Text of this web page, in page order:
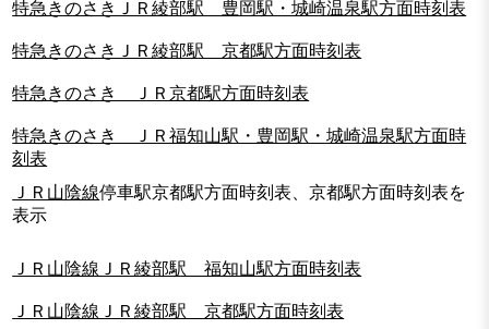
特急きのさきＪＲ綾部駅 豊岡駅・城崎温泉駅方面時刻表
特急きのさきＪＲ綾部駅 京都駅方面時刻表
特急きのさき ＪＲ京都駅方面時刻表
特急きのさき ＪＲ福知山駅・豊岡駅・城崎温泉駅方面時
刻表
ＪＲ山陰線停車駅京都駅方面時刻表、京都駅方面時刻表を
表示
ＪＲ山陰線ＪＲ綾部駅 福知山駅方面時刻表
ＪＲ山陰線ＪＲ綾部駅 京都駅方面時刻表